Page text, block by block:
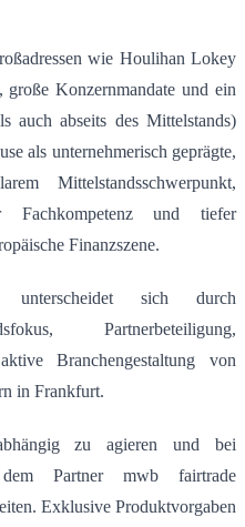
wie Houlihan Lokey
Konzernmandate und ein
auch abseits des Mittelstands)
als unternehmerisch geprägte,
Mittelstandsschwerpunkt,
Fachkompetenz und tiefer
Finanzszene.
unterscheidet sich durch
Partnerbeteiligung,
Branchengestaltung von
in Frankfurt.
zu agieren und bei
dem Partner mwb fairtrade
. Exklusive Produktvorgaben